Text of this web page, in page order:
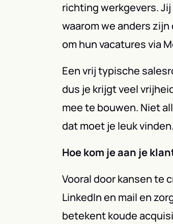
richting werkgevers.
waarom we anders
om hun vacatures via
Een vrij typische
dus je krijgt veel
mee te bouwen. Niet
dat moet je leuk
Hoe kom je aan je
Vooral door kansen te
LinkedIn en mail en
betekent koude